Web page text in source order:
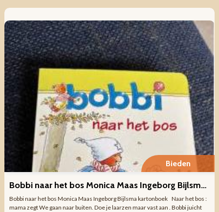
Bieden
Bobbi naar het bos Monica Maas Ingeborg Bijlsma kartonboek
Bobbi naar het bos Monica Maas Ingeborg Bijlsma kartonboek Naar het bos :
mama zegt We gaan naar buiten. Doe je laarzen maar vast aan . Bobbi juicht